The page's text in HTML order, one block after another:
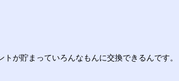
が貯まっていろんなもんに交換できるんです。